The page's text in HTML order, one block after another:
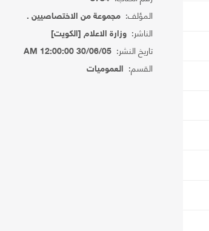
المؤلف: مجموعة من الاختصاصيين .
الناشر: وزارة الاعلام [الكويت]
تاريخ النشر: 30/06/05 12:00:00 AM
القسم: العموميات